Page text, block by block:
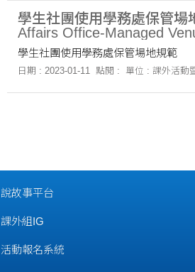
學生社團使用學務處保管場
Affairs Office-Managed
學生社團使用學務處保管場地規範
日期 : 2023-01-11 點閱 : 單位 : 課外活動
說故事平台
課外組IG
活動報名系統